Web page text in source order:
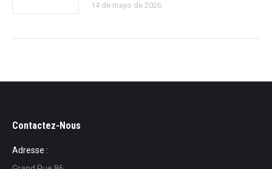
14 de mayo de 2026
Contactez-Nous
Adresse :